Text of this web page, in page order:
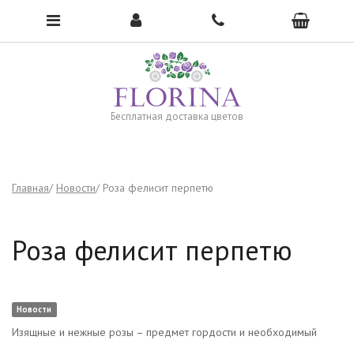
Бесплатная доставка цветов
Чтобы открыть меню, нажмите сюда →
Главная Новости Роза фелисит перпетю
Роза фелисит перпетю
Новости
Изящные и нежные розы – предмет гордости и необходимый